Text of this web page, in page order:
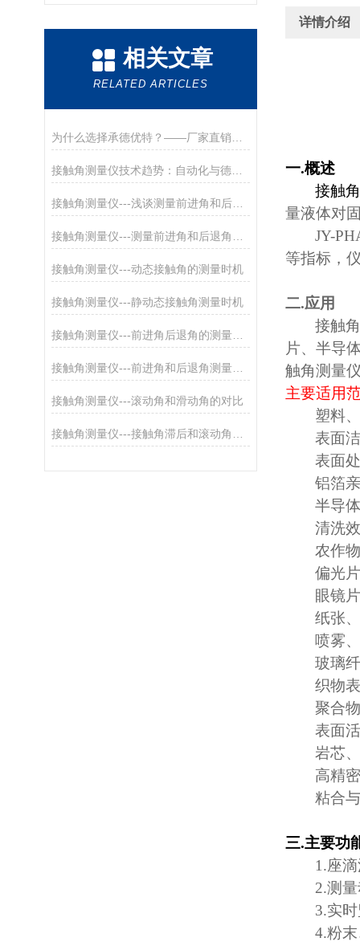
相关文章
RELATED ARTICLES
接触角测量仪技术趋势：自动化与德优特的创新实践
接触角测量仪---浅谈测量前进角和后退角的意义
接触角测量仪---动态接触角的测量时机
接触角测量仪---静动态接触角测量时机
接触角测量仪---前进角后退角的测量方法
接触角测量仪---前进角和后退角测量方式
接触角测量仪---滚动角和滑动角的对比
详情介绍
一.概述
接触
量液体对
JY-
等指标 ，
二.应用
接触
片、半导
触角测量
主要适用
塑料
表面
表面
铝箔
半导
清洗
农作
偏光
眼镜
纸张
喷雾
玻璃
织物
聚合
表面
岩芯
高精
粘合
三.主要功
1.座
2.测
3.实
4.粉